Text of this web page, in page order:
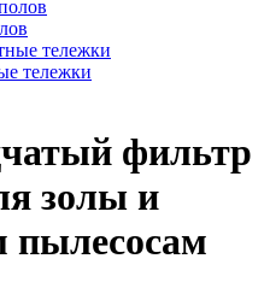
тележки
фильтр
золы и
пылесосам